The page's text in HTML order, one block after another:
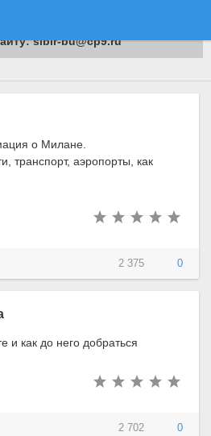
о Милане.
транспорт, аэропорты, как
2 375 0
и как до него добраться
2 702 0
sibir-bu@cp9.ru